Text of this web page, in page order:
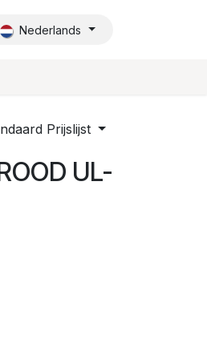
Nederlands
Prijslijst
UL-